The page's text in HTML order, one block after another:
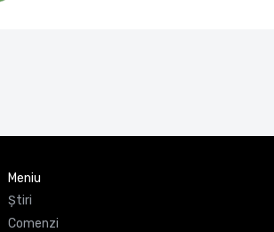
Meniu
Știri
Comenzi